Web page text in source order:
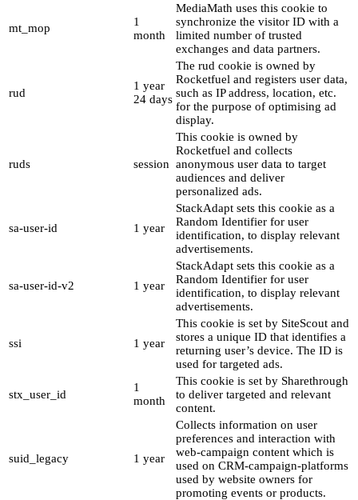
mt_mop
1
month
MediaMath uses this cookie to
synchronize the visitor ID with a
limited number of trusted
exchanges and data partners.
rud
1 year
24 days
The rud cookie is owned by
Rocketfuel and registers user data,
such as IP address, location, etc.
for the purpose of optimising ad
display.
ruds session
This cookie is owned by
Rocketfuel and collects
anonymous user data to target
audiences and deliver
personalized ads.
sa-user-id 1 year
StackAdapt sets this cookie as a
Random Identifier for user
identification, to display relevant
advertisements.
sa-user-id-v2 1 year
StackAdapt sets this cookie as a
Random Identifier for user
identification, to display relevant
advertisements.
ssi 1 year
This cookie is set by SiteScout and
stores a unique ID that identifies a
returning user’s device. The ID is
used for targeted ads.
stx_user_id
1
month
This cookie is set by Sharethrough
to deliver targeted and relevant
content.
suid_legacy 1 year
Collects information on user
preferences and interaction with
web-campaign content which is
used on CRM-campaign-platforms
used by website owners for
promoting events or products.